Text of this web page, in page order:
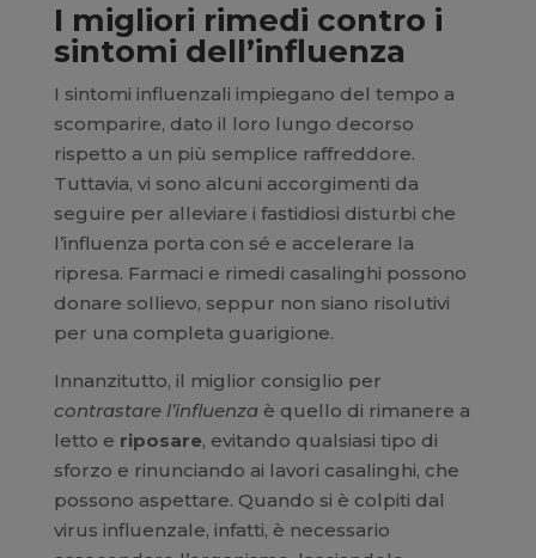
I migliori rimedi contro i
sintomi dell’influenza
I sintomi influenzali impiegano del tempo a
scomparire, dato il loro lungo decorso
rispetto a un più semplice raffreddore.
Tuttavia, vi sono alcuni accorgimenti da
seguire per alleviare i fastidiosi disturbi che
l’influenza porta con sé e accelerare la
ripresa. Farmaci e rimedi casalinghi possono
donare sollievo, seppur non siano risolutivi
per una completa guarigione.
Innanzitutto, il miglior consiglio per
contrastare l’influenzaè quello di rimanere a
letto e riposare, evitando qualsiasi tipo di
sforzo e rinunciando ai lavori casalinghi, che
possono aspettare. Quando si è colpiti dal
virus influenzale, infatti, è necessario